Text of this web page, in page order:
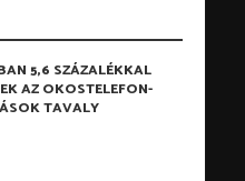
5,6 SZÁZALÉKKAL
AZ OKOSTELEFON-
TAVALY